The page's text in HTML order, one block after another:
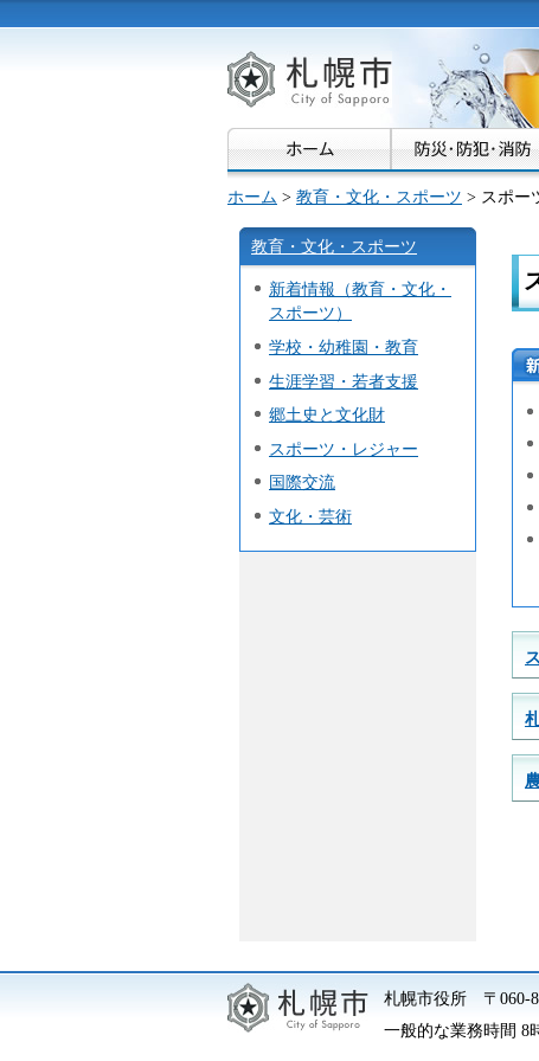
札幌市
ホーム > 教育・文化・スポーツ > スポー
教育・文化・スポーツ
新着情報（教育・文化・
スポーツ）
学校・幼稚園・教育
生涯学習・若者支援
郷土史と文化財
スポーツ・レジャー
国際交流
文化・芸術
札幌市役所 〒060-
一般的な業務時間 8